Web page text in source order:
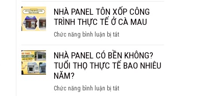
GIA
ĐÌNH
NHỎ
ĐẸP,
VÀ
TIỆN
XPS
CÁCH
CHO
TRẦN
NHÀ PANEL TÔN XỐP CÔNG
TRÌNH THỰC TẾ Ở CÀ MAU
Chức năng bình luận bị tắtở
PANEL
TÔN
TRÌNH
NHÀ PANEL CÓ BỀN KHÔNG?
TUỔI THỌ THỰC TẾ BAO NHIÊU
NĂM?
Chức năng bình luận bị tắtở